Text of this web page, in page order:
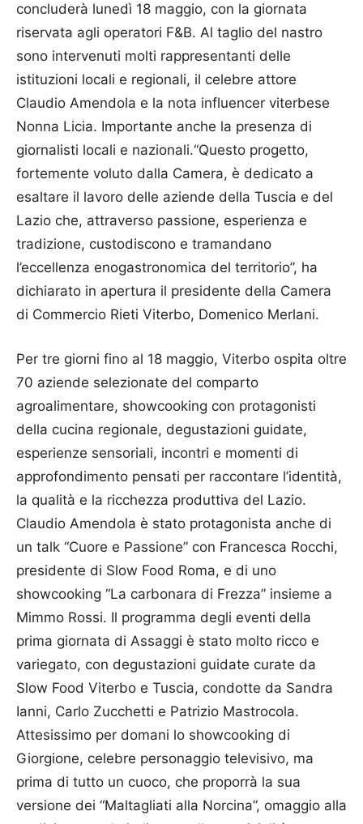
concluderà lunedì 18 maggio, con la giornata
riservata agli operatori F&B. Al taglio del nastro
sono intervenuti molti rappresentanti delle
istituzioni locali e regionali, il celebre attore
Claudio Amendola e la nota influencer viterbese
Nonna Licia. Importante anche la presenza di
giornalisti locali e nazionali.“Questo progetto,
fortemente voluto dalla Camera, è dedicato a
esaltare il lavoro delle aziende della Tuscia e del
Lazio che, attraverso passione, esperienza e
tradizione, custodiscono e tramandano
l’eccellenza enogastronomica del territorio”, ha
dichiarato in apertura il presidente della Camera
di Commercio Rieti Viterbo, Domenico Merlani.
Per tre giorni fino al 18 maggio, Viterbo ospita oltre
70 aziende selezionate del comparto
agroalimentare, showcooking con protagonisti
della cucina regionale, degustazioni guidate,
esperienze sensoriali, incontri e momenti di
approfondimento pensati per raccontare l’identità,
la qualità e la ricchezza produttiva del Lazio.
Claudio Amendola è stato protagonista anche di
un talk “Cuore e Passione” con Francesca Rocchi,
presidente di Slow Food Roma, e di uno
showcooking “La carbonara di Frezza” insieme a
Mimmo Rossi. Il programma degli eventi della
prima giornata di Assaggi è stato molto ricco e
variegato, con degustazioni guidate curate da
Slow Food Viterbo e Tuscia, condotte da Sandra
Ianni, Carlo Zucchetti e Patrizio Mastrocola.
Attesissimo per domani lo showcooking di
Giorgione, celebre personaggio televisivo, ma
prima di tutto un cuoco, che proporrà la sua
versione dei “Maltagliati alla Norcina”, omaggio alla